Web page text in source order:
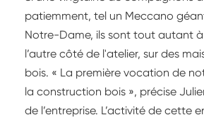
patiemment, tel un Meccano
Notre-Dame, ils sont tout autant
l’autre côté de l'atelier, sur des
bois. « La première vocation de
la construction bois », précise
de l’entreprise. L’activité de cette